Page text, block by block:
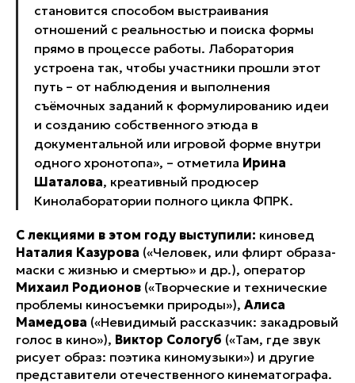
становится способом выстраивания
отношений с реальностью и поиска формы
прямо в процессе работы. Лаборатория
устроена так, чтобы участники прошли этот
путь – от наблюдения и выполнения
съёмочных заданий к формулированию идеи
и созданию собственного этюда в
документальной или игровой форме внутри
одного хронотопа», – отметила Ирина
Шаталова, креативный продюсер
Кинолаборатории полного цикла ФПРК.
С лекциями в этом году выступили: киновед
Наталия Казурова («Человек, или флирт образа-
маски с жизнью и смертью» и др.), оператор
Михаил Родионов («Творческие и технические
проблемы киносъемки природы»), Алиса
Мамедова («Невидимый рассказчик: закадровый
голос в кино»), Виктор Сологуб («Там, где звук
рисует образ: поэтика киномузыки») и другие
представители отечественного кинематографа.